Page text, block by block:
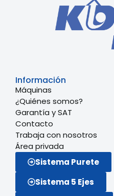
Información
Máquinas
¿Quiénes somos?
Garantía y SAT
Contacto
Trabaja con nosotros
Área privada
Sistema Purete
Sistema 5 Ejes